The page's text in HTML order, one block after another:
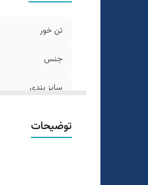
تن خور
جنس
سایز بندی
توضیحات